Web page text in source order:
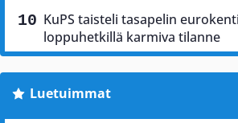
KuPS taisteli tasapelin
loppuhetkillä karmiva tilanne
Luetuimmat